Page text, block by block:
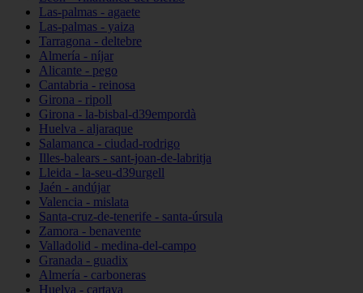
Las-palmas - agaete
Las-palmas - yaiza
Tarragona - deltebre
Almería - níjar
Alicante - pego
Cantabria - reinosa
Girona - ripoll
Girona - la-bisbal-d39empordà
Huelva - aljaraque
Salamanca - ciudad-rodrigo
Illes-balears - sant-joan-de-labritja
Lleida - la-seu-d39urgell
Jaén - andújar
Valencia - mislata
Santa-cruz-de-tenerife - santa-úrsula
Zamora - benavente
Valladolid - medina-del-campo
Granada - guadix
Almería - carboneras
Huelva - cartaya